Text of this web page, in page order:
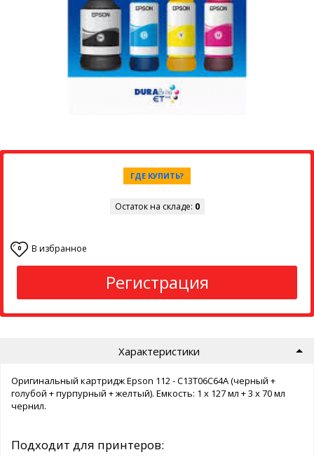
ГДЕ КУПИТЬ?
Остаток на складе: 0
0 В избранное
Регистрация
Характеристики
Оригинальный картридж Epson 112 - C13T06C64A (черный +
голубой + пурпурный + желтый). Емкость: 1 x 127 мл + 3 x 70 мл
чернил.
Подходит для принтеров: